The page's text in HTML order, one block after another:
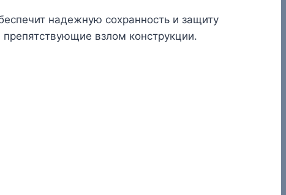
надежную сохранность и защиту
взлом конструкции.